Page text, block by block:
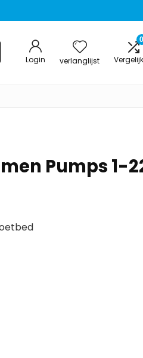
Login verlanglijst
0
Pumps 1-